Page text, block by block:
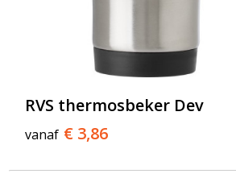
RVS thermosbeker Dev
vanaf € 3,86